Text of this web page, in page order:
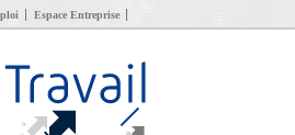
Espace Entreprise